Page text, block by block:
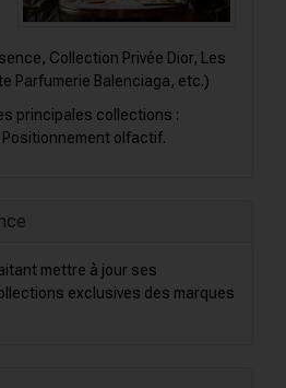
Collection Privée Dior, Les
Parfumerie Balenciaga, etc.)
principales collections :
olfactif.
mettre à jour ses
exclusives des marques